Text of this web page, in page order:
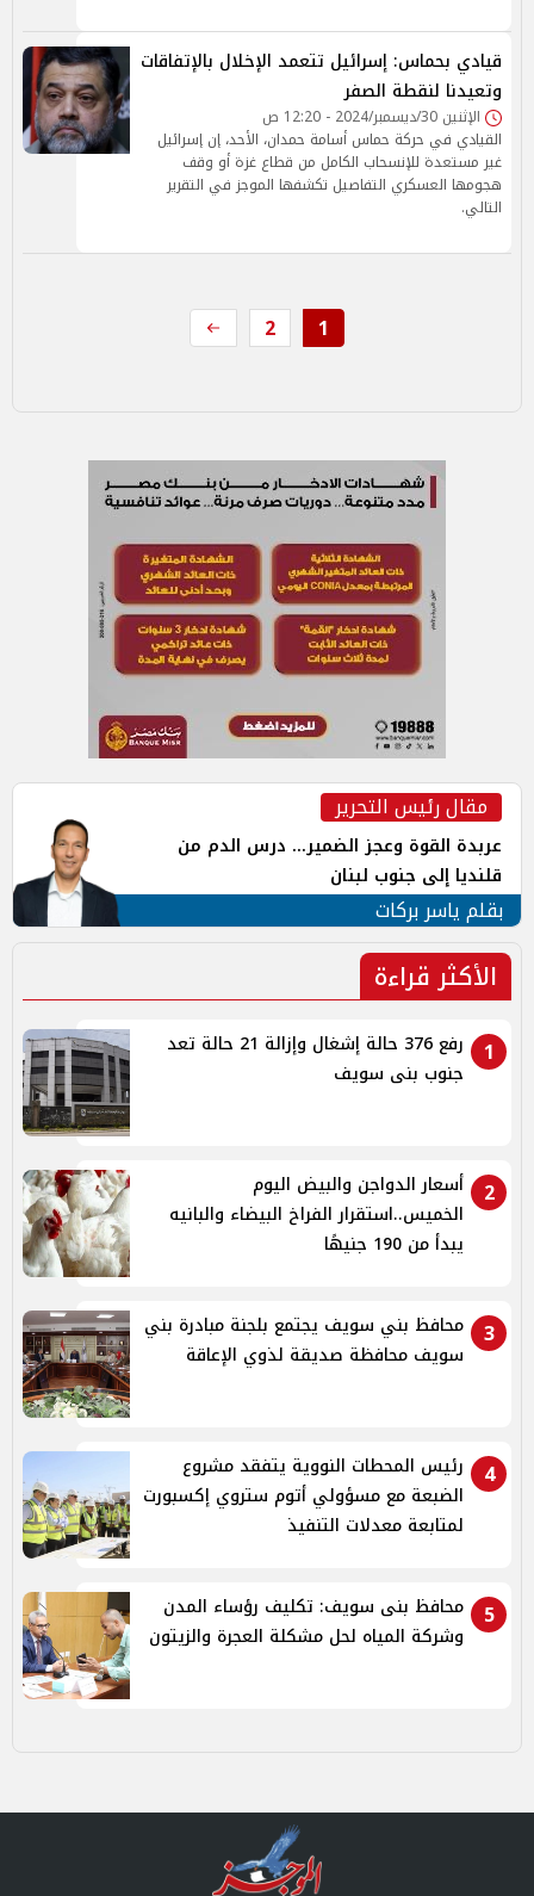
قيادي بحماس: إسرائيل تتعمد الإخلال بالإتفاقات
وتعيدنا لنقطة الصفر
الإثنين 30/ديسمبر/2024 - 12:20 ص
القيادي في حركة حماس أسامة حمدان، الأحد، إن إسرائيل
غير مستعدة للإنسحاب الكامل من قطاع غزة أو وقف
هجومها العسكري التفاصيل تكشفها الموجز في التقرير
التالي.
1
2
مقال رئيس التحرير
عربدة القوة وعجز الضمير... درس الدم من
قلنديا إلى جنوب لبنان
بقلم ياسر بركات
الأكثر قراءة
1
رفع 376 حالة إشغال وإزالة 21 حالة تعد
جنوب بنى سويف
2
أسعار الدواجن والبيض اليوم
الخميس..استقرار الفراخ البيضاء والبانيه
يبدأ من 190 جنيهًا
3
محافظ بني سويف يجتمع بلجنة مبادرة بني
سويف محافظة صديقة لذوي الإعاقة
4
رئيس المحطات النووية يتفقد مشروع
الضبعة مع مسؤولي أتوم ستروي إكسبورت
لمتابعة معدلات التنفيذ
5
محافظ بنى سويف: تكليف رؤساء المدن
وشركة المياه لحل مشكلة العجرة والزيتون